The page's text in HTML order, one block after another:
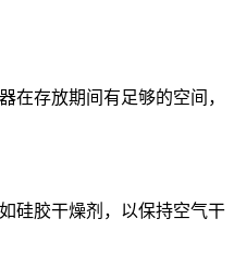
在存放期间有足够的空间，
硅胶干燥剂，以保持空气干